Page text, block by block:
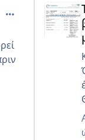
comment_985564